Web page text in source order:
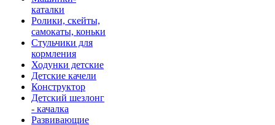
каталки
Ролики, скейты,
самокаты, коньки
Стульчики для
кормления
Ходунки детские
Детские качели
Конструктор
Детский шезлонг
- качалка
Развивающие